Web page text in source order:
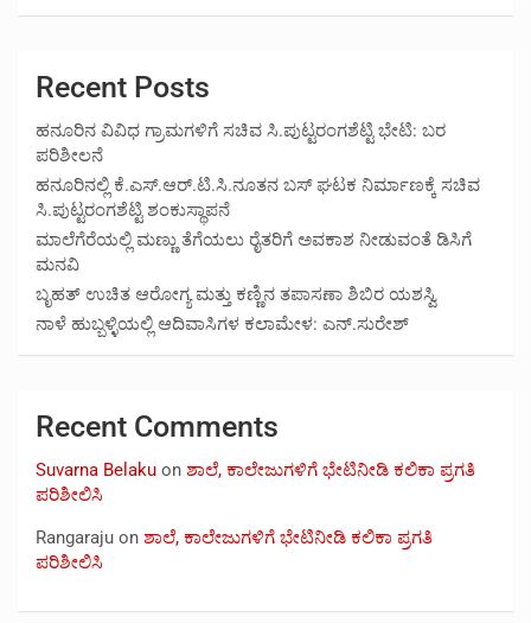
Recent Posts
ಹನೂರಿನ ವಿವಿಧ ಗ್ರಾಮಗಳಿಗೆ ಸಚಿವ ಸಿ.ಪುಟ್ಟರಂಗಶೆಟ್ಟಿ ಭೇಟಿ: ಬರ
ಪರಿಶೀಲನೆ
ಹನೂರಿನಲ್ಲಿ ಕೆ.ಎಸ್.ಆರ್.ಟಿ.ಸಿ.ನೂತನ ಬಸ್ ಘಟಕ ನಿರ್ಮಾಣಕ್ಕೆ ಸಚಿವ
ಸಿ.ಪುಟ್ಟರಂಗಶೆಟ್ಟಿ ಶಂಕುಸ್ಥಾಪನೆ
ಮಾಲೆಗೆರೆಯಲ್ಲಿ ಮಣ್ಣು ತೆಗೆಯಲು ರೈತರಿಗೆ ಅವಕಾಶ ನೀಡುವಂತೆ ಡಿಸಿಗೆ
ಮನವಿ
ಬೃಹತ್ ಉಚಿತ ಆರೋಗ್ಯ ಮತ್ತು ಕಣ್ಣಿನ ತಪಾಸಣಾ ಶಿಬಿರ ಯಶಸ್ವಿ
ನಾಳೆ ಹುಬ್ಬಳ್ಳಿಯಲ್ಲಿ ಆದಿವಾಸಿಗಳ ಕಲಾಮೇಳ: ಎನ್.ಸುರೇಶ್
Recent Comments
Suvarna Belaku on ಶಾಲೆ, ಕಾಲೇಜುಗಳಿಗೆ ಭೇಟಿನೀಡಿ ಕಲಿಕಾ ಪ್ರಗತಿ
ಪರಿಶೀಲಿಸಿ
Rangaraju on ಶಾಲೆ, ಕಾಲೇಜುಗಳಿಗೆ ಭೇಟಿನೀಡಿ ಕಲಿಕಾ ಪ್ರಗತಿ
ಪರಿಶೀಲಿಸಿ